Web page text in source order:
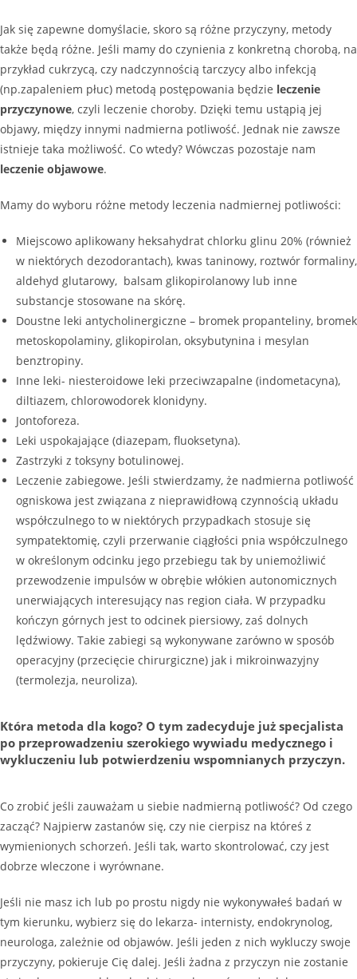
Jak się zapewne domyślacie, skoro są różne przyczyny, metody
także będą różne. Jeśli mamy do czynienia z konkretną chorobą, na
przykład cukrzycą, czy nadczynnością tarczycy albo infekcją
(np.zapaleniem płuc) metodą postępowania będzie leczenie
przyczynowe, czyli leczenie choroby. Dzięki temu ustąpią jej
objawy, między innymi nadmierna potliwość. Jednak nie zawsze
istnieje taka możliwość. Co wtedy? Wówczas pozostaje nam
leczenie objawowe.
Mamy do wyboru różne metody leczenia nadmiernej potliwości:
Miejscowo aplikowany heksahydrat chlorku glinu 20% (również
w niektórych dezodorantach), kwas taninowy, roztwór formaliny,
aldehyd glutarowy, balsam glikopirolanowy lub inne
substancje stosowane na skórę.
Doustne leki antycholinergiczne – bromek propanteliny, bromek
metoskopolaminy, glikopirolan, oksybutynina i mesylan
benztropiny.
Inne leki- niesteroidowe leki przeciwzapalne (indometacyna),
diltiazem, chlorowodorek klonidyny.
Jontoforeza.
Leki uspokajające (diazepam, fluoksetyna).
Zastrzyki z toksyny botulinowej.
Leczenie zabiegowe. Jeśli stwierdzamy, że nadmierna potliwość
ogniskowa jest związana z nieprawidłową czynnością układu
współczulnego to w niektórych przypadkach stosuje się
sympatektomię, czyli przerwanie ciągłości pnia współczulnego
w określonym odcinku jego przebiegu tak by uniemożliwić
przewodzenie impulsów w obrębie włókien autonomicznych
unerwiających interesujący nas region ciała. W przypadku
kończyn górnych jest to odcinek piersiowy, zaś dolnych
lędźwiowy. Takie zabiegi są wykonywane zarówno w sposób
operacyjny (przecięcie chirurgiczne) jak i mikroinwazyjny
(termolezja, neuroliza).
Która metoda dla kogo? O tym zadecyduje już specjalista
po przeprowadzeniu szerokiego wywiadu medycznego i
wykluczeniu lub potwierdzeniu wspomnianych przyczyn.
Co zrobić jeśli zauważam u siebie nadmierną potliwość? Od czego
zacząć? Najpierw zastanów się, czy nie cierpisz na któreś z
wymienionych schorzeń. Jeśli tak, warto skontrolować, czy jest
dobrze wleczone i wyrównane.
Jeśli nie masz ich lub po prostu nigdy nie wykonywałeś badań w
tym kierunku, wybierz się do lekarza- internisty, endokrynolog,
neurologa, zależnie od objawów. Jeśli jeden z nich wykluczy swoje
przyczyny, pokieruje Cię dalej. Jeśli żadna z przyczyn nie zostanie